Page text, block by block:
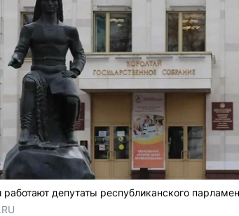
депутаты республиканского